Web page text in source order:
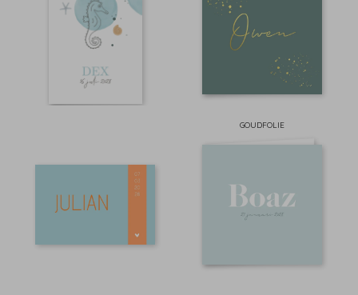
GOUDFOLIE